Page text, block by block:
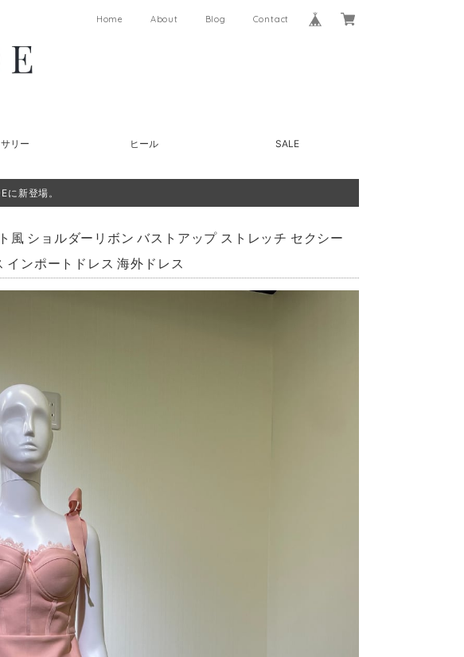
Home About Blog Contact
リー ヒール SALE
新登場。
風 ショルダーリボン バストアップ ストレッチ セクシー
インポートドレス 海外ドレス